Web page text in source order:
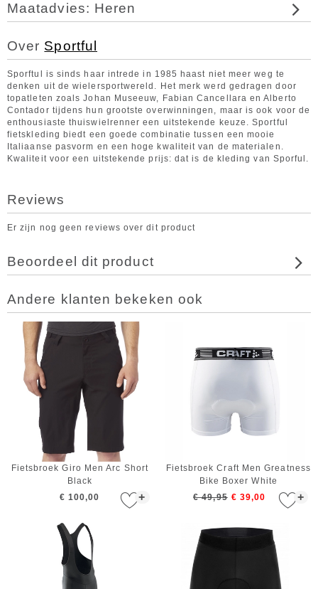
Maatadvies: Heren
Over Sportful
Sporftul is sinds haar intrede in 1985 haast niet meer weg te
denken uit de wielersportwereld. Het merk werd gedragen door
topatleten zoals Johan Museeuw, Fabian Cancellara en Alberto
Contador tijdens hun grootste overwinningen, maar is ook voor de
enthousiaste thuiswielrenner een uitstekende keuze. Sportful
fietskleding biedt een goede combinatie tussen een mooie
Italiaanse pasvorm en een hoge kwaliteit van de materialen.
Kwaliteit voor een uitstekende prijs: dat is de kleding van Sporful.
Reviews
Er zijn nog geen reviews over dit product
Beoordeel dit product
Andere klanten bekeken ook
+
Fietsbroek Giro Men Arc Short
Black
€ 100,00
+
Fietsbroek Craft Men Greatness
Bike Boxer White
€ 49,95 € 39,00